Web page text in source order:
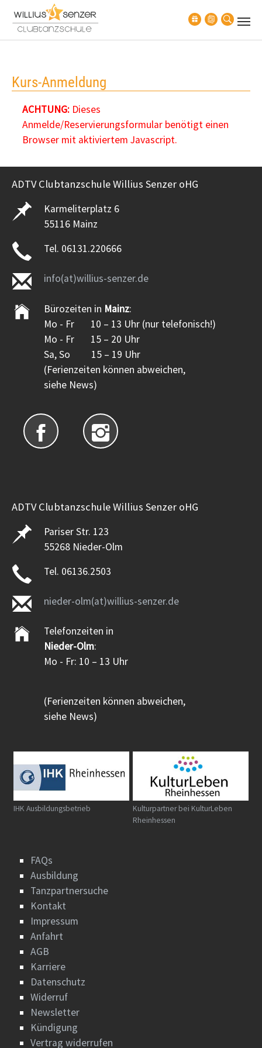
Zum Hauptinhalt springen
Kurs-Anmeldung
ACHTUNG:Dieses
Anmelde/Reservierungsformular benötigt einen
Browser mit aktiviertem Javascript.
ADTV Clubtanzschule Willius Senzer oHG
Karmeliterplatz 6
55116 Mainz
Tel. 06131.220666
info(at)willius-senzer.de
Bürozeiten in Mainz:
Mo - Fr 10 – 13 Uhr (nur telefonisch!)
Mo - Fr 15 – 20 Uhr
Sa, So 15 – 19 Uhr
(Ferienzeiten können abweichen,
siehe News)
ADTV Clubtanzschule Willius Senzer oHG
Pariser Str. 123
55268 Nieder-Olm
Tel. 06136.2503
nieder-olm(at)willius-senzer.de
Telefonzeiten in
Nieder-Olm:
Mo - Fr: 10 – 13 Uhr
(Ferienzeiten können abweichen,
siehe News)
IHK Ausbildungsbetrieb
Kulturpartner bei KulturLeben
Rheinhessen
FAQs
Ausbildung
Tanzpartnersuche
Kontakt
Impressum
Anfahrt
AGB
Karriere
Datenschutz
Widerruf
Newsletter
Kündigung
Vertrag widerrufen